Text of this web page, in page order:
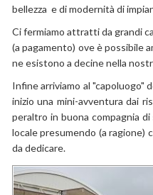
bellezza e di modernità di
Ci fermiamo attratti da grandi
(a pagamento) ove è possibile
ne esistono a decine nella
Infine arriviamo al "capoluogo"
inizio una mini-avventura dai
peraltro in buona compagnia
locale presumendo (a ragione)
da dedicare.